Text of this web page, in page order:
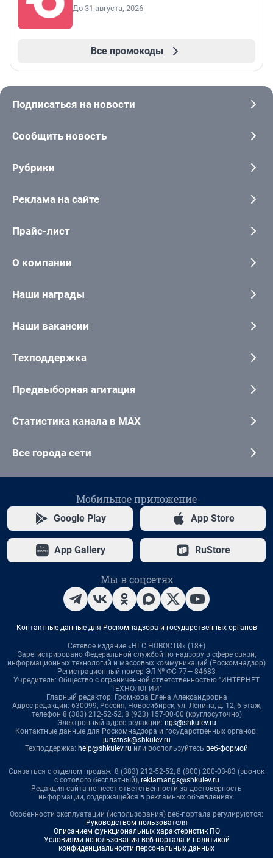
До 31 августа, 2026
Все промокоды
Подписаться на новости
Сообщить новость
Рубрики
Реклама на сайте
Прайс-лист
О компании
Наши награды
Наши вакансии
Техподдержка
Предвыборная агитация
Статистика канала в MAX
Все города сети
Мобильное приложение
Google Play App Store
App Gallery RuStore
Мы в соцсетях
Контактные данные для Роскомнадзора и государственных органов
Сетевое издание «НГС.НОВОСТИ» (18+)
Зарегистрировано Федеральной службой по надзору в сфере связи,
информационных технологий и массовых коммуникаций (Роскомнадзор)
Регистрационный номер ЭЛ № ФС 77— 84683
Учредитель: Общество с ограниченной ответственностью "ИНТЕРНЕТ
ТЕХНОЛОГИИ"
Главный редактор: Громкова Елена Александровна
Адрес редакции: 630099, Россия, Новосибирск, ул. Ленина, д. 12, 6 этаж,
телефон 8 (383) 212-52-52, 8 (923) 157-00-00 (круглосуточно)
Электронный адрес редакции: ngs@shkulev.ru
Контактные данные для Роскомнадзора и государственных органов:
juristnsk@shkulev.ru
Техподдержка: help@shkulev.ru или воспользуйтесь веб-формой
Связаться с отделом продаж: 8 (383) 212-52-52, 8 (800) 200-03-83 (звонок
с сотового бесплатный), reklamangs@shkulev.ru
Редакция сайта не несет ответственности за достоверность
информации, содержащейся в рекламных объявлениях.
Особенности эксплуатации (использования) веб-портала регулируются:
Руководством пользователя
Описанием функциональных характеристик ПО
Условиями использования веб-портала и политикой
конфиденциальности персональных данных